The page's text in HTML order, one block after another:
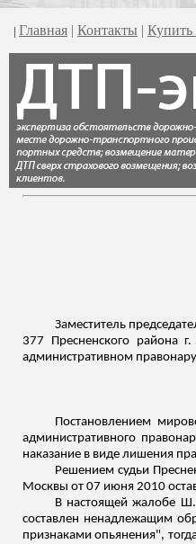
| Главная | Контакты | Купить
Заместитель
377 Пресненского района
административном
Постановлением
административного
наказание в виде лишения
Решением судьи
Москвы от 07 июня 2010
В настоящей жалобе Ш.
составлен ненадлежащим
признаками опьянения",